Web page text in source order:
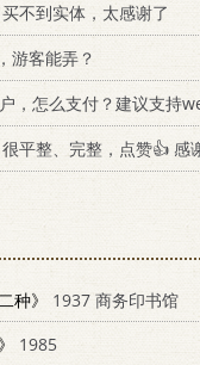
买不到实体，太感谢了
游客能弄？
，怎么支付？建议支持
很平整、完整，点赞👍 感
种》
1937 商务印书馆
1985